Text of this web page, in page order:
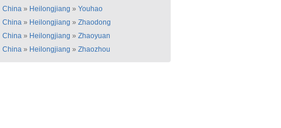
China » Heilongjiang » Youhao
China » Heilongjiang » Zhaodong
China » Heilongjiang » Zhaoyuan
China » Heilongjiang » Zhaozhou